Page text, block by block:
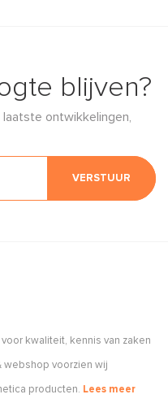
blijven?
ontwikkelingen,
VERSTUUR
kwaliteit, kennis van zaken
webshop voorzien wij
producten. Lees meer